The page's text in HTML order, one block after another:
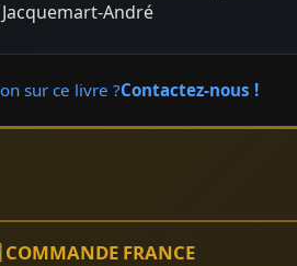
André
sur ce livre ?Contactez-nous !
FRANCE